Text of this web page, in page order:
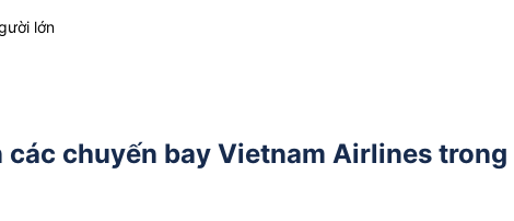
lớn
các chuyến bay Vietnam Airlines trong